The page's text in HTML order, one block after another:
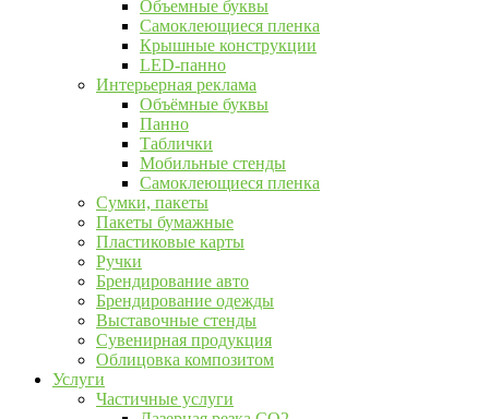
Объемные буквы
Самоклеющиеся пленка
Крышные конструкции
LED-панно
Интерьерная реклама
Объёмные буквы
Панно
Таблички
Мобильные стенды
Самоклеющиеся пленка
Сумки, пакеты
Пакеты бумажные
Пластиковые карты
Ручки
Брендирование авто
Брендирование одежды
Выставочные стенды
Сувенирная продукция
Облицовка композитом
Услуги
Частичные услуги